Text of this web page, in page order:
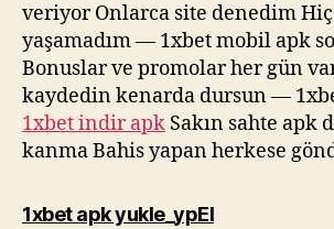
veriyor Onlarca site denedim
yaşamadım — 1xbet mobil apk
Bonuslar ve promolar her gün
kaydedin kenarda dursun —
1xbet indir apk Sakın sahte apk
kanma Bahis yapan herkese
1xbet apk yukle_ypElsagt: